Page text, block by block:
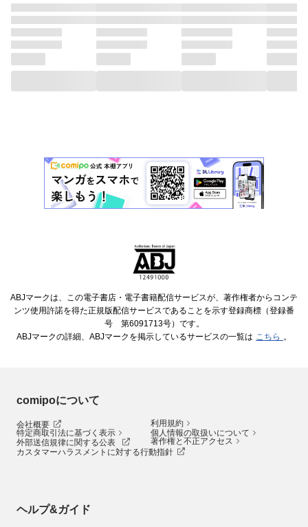
ABJマークは、この電子書店・電子書籍配信サービスが、著作権者からコンテ
ンツ使用許諾を得た正規版配信サービスであることを示す登録商標（登録番
号 第6091713号）です。
ABJマークの詳細、ABJマークを掲示しているサービスの一覧は こちら 。
comipoについて
会社概要
利用規約
特定商取引法に基づく表示
個人情報の取扱いについて
外部送信規律に関する公表
著作権と不正アクセス
カスタマーハラスメントに対する行動指針
ヘルプ&ガイド